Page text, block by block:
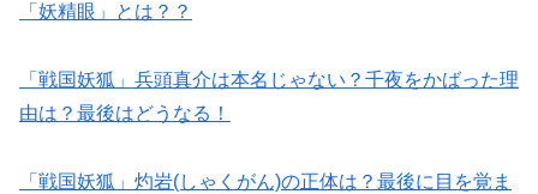
「妖精眼」とは？？
「戦国妖狐」兵頭真介は本名じゃない？千夜をかばった理
由は？最後はどうなる！
「戦国妖狐」灼岩(しゃくがん)の正体は？最後に目を覚ま